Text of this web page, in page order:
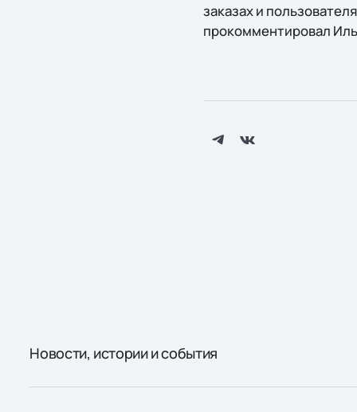
заказах и
прокомментировал
Новости, истории и события